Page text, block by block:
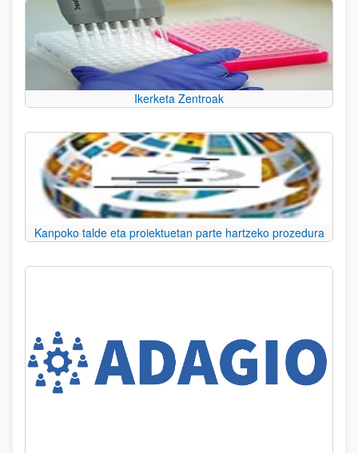
Ikerketa Zentroak
Kanpoko talde eta proiektuetan parte hartzeko prozedura